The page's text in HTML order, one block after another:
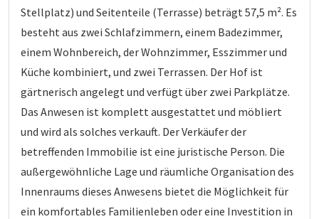
Stellplatz) und Seitenteile (Terrasse) beträgt 57,5 m². Es
besteht aus zwei Schlafzimmern, einem Badezimmer,
einem Wohnbereich, der Wohnzimmer, Esszimmer und
Küche kombiniert, und zwei Terrassen. Der Hof ist
gärtnerisch angelegt und verfügt über zwei Parkplätze.
Das Anwesen ist komplett ausgestattet und möbliert
und wird als solches verkauft. Der Verkäufer der
betreffenden Immobilie ist eine juristische Person. Die
außergewöhnliche Lage und räumliche Organisation des
Innenraums dieses Anwesens bietet die Möglichkeit für
ein komfortables Familienleben oder eine Investition in